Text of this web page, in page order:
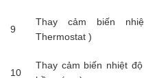
9
Thay cảm biến
Thermostat )
10
Thay cảm biến nhiệt